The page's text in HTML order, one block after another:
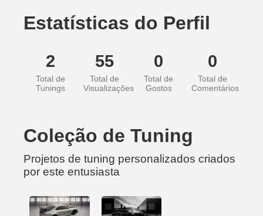
Estatísticas do Perfil
2
Total de
Tunings
55
Total de
Visualizações
0
Total de
Gostos
0
Total de
Comentários
Coleção de Tuning
Projetos de tuning personalizados criados
por este entusiasta